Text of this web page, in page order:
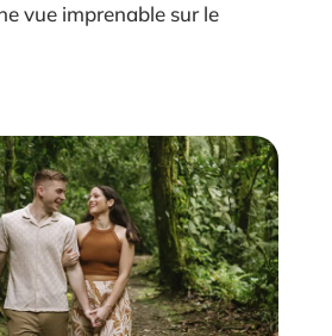
vue imprenable sur le